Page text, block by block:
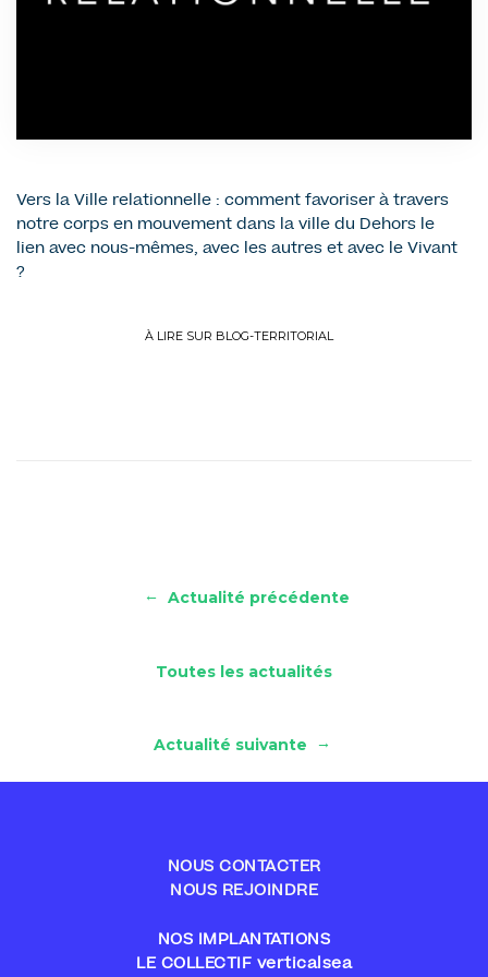
Vers la Ville relationnelle : comment favoriser à travers
notre corps en mouvement dans la ville du Dehors le
lien avec nous-mêmes, avec les autres et avec le Vivant
?
À LIRE SUR BLOG-TERRITORIAL
← Actualité précédente
Toutes les actualités
Actualité suivante →
NOUS CONTACTER
NOUS REJOINDRE
NOS IMPLANTATIONS
LE COLLECTIF verticalsea